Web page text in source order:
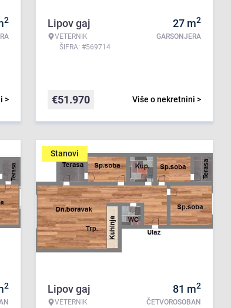
2
>
Lipov gaj
VETERNIK
ŠIFRA: #569714
27 m2
GARSONJERA
Više o nekretnini >
€51.970
2
Stanovi
Lipov gaj
VETERNIK
81 m2
ČETVOROSOBAN